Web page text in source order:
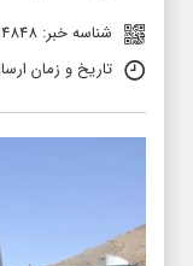
شناسه خبر: 14848
تاریخ و زمان ارسال: 8 مرداد 1400 ساعت